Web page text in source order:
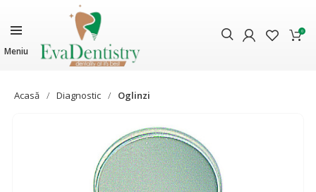
Meniu
0
Acasă Diagnostic Oglinzi